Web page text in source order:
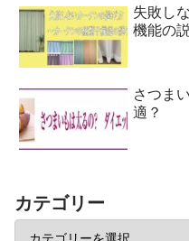
失敗し
機能の
さつま
適？
カテゴリー